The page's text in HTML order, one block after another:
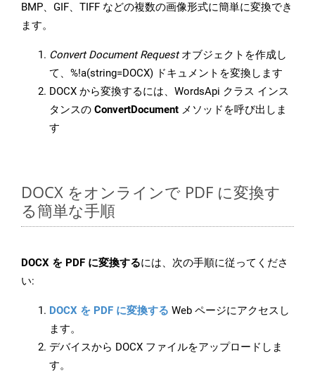
BMP、GIF、TIFF などの複数の画像形式に簡単に変換でき
ます。
Convert Document Requestオブジェクトを作成し
て、%!a(string=DOCX) ドキュメントを変換します
DOCX から変換するには、WordsApi クラス インス
タンスの ConvertDocument メソッドを呼び出しま
す
DOCX をオンラインで PDF に変換す
る簡単な手順
DOCX を PDF に変換するには、次の手順に従ってくださ
い:
DOCX を PDF に変換する Web ページにアクセスし
ます。
デバイスから DOCX ファイルをアップロードしま
す。